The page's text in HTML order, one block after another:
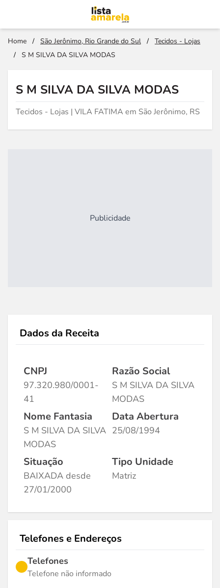
Home / São Jerônimo, Rio Grande do Sul /
Tecidos - Lojas
/
S M SILVA DA SILVA MODAS
S M SILVA DA SILVA MODAS
Tecidos - Lojas | VILA FATIMA em São Jerônimo, RS
Publicidade
Dados da Receita
CNPJ
97.320.980/0001-
41
Razão Social
S M SILVA DA SILVA
MODAS
Nome Fantasia
S M SILVA DA SILVA
MODAS
Data Abertura
25/08/1994
Situação
BAIXADA desde
27/01/2000
Tipo Unidade
Matriz
Telefones e Endereços
Telefones
Telefone não informado